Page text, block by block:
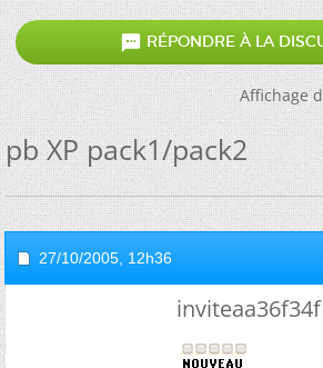
 RÉPONDRE À LA
Affichage
pb XP pack1/pack2
27/10/2005, 12h36
inviteaa36f34f